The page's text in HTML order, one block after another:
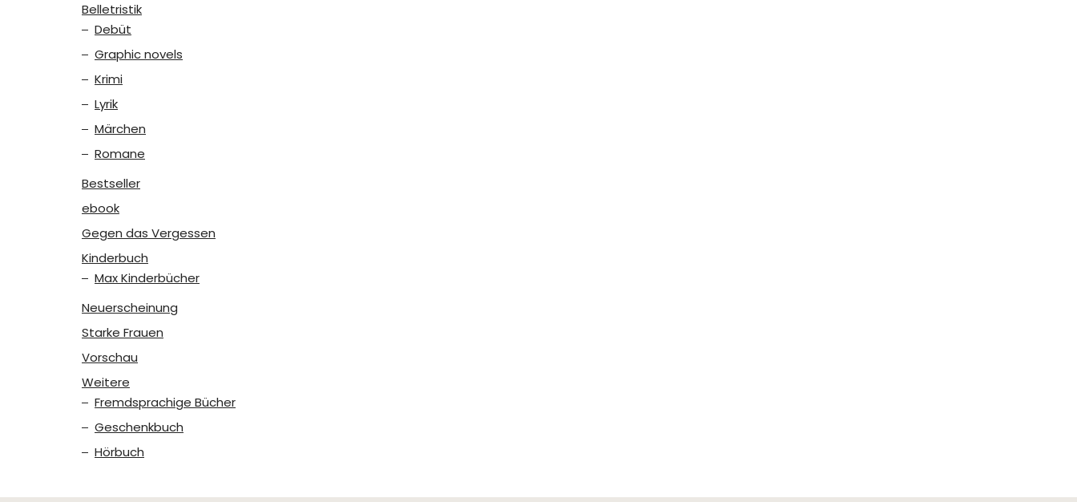
Belletristik
Debüt
Graphic novels
Krimi
Lyrik
Märchen
Romane
Bestseller
ebook
Gegen das Vergessen
Kinderbuch
Max Kinderbücher
Neuerscheinung
Starke Frauen
Vorschau
Weitere
Fremdsprachige Bücher
Geschenkbuch
Hörbuch